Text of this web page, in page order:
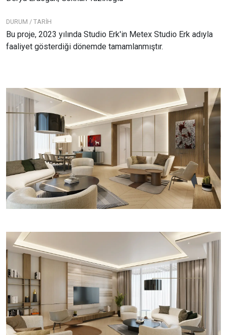
DURUM / TARİH
Bu proje, 2023 yılında Studio Erk'in Metex Studio Erk adıyla
faaliyet gösterdiği dönemde tamamlanmıştır.